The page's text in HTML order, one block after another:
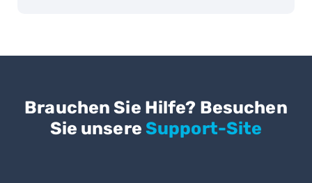
Brauchen Sie Hilfe? Besuchen
Sie unsere Support-Site